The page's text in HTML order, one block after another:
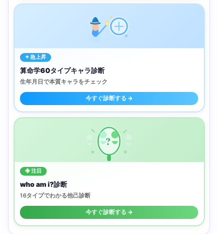
✦ 急上昇
算命学60タイプキャラ診断
生年月日で本質キャラをチェック
今すぐ診断する →
?
◈ 注目
who am i?診断
16タイプでわかる他己診断
今すぐ診断する →